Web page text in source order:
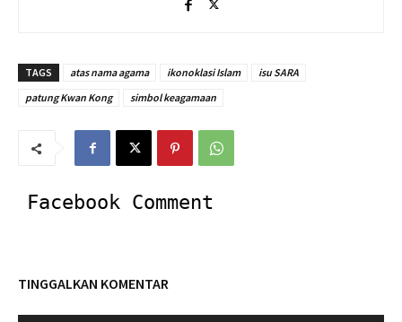
TAGS atas nama agama ikonoklasi Islam
isu SARA
patung Kwan Kong
simbol keagamaan
Facebook Comment
TINGGALKAN KOMENTAR